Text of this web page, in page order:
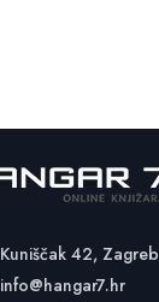
Kuniščak 42, Zagreb
info@hangar7.hr